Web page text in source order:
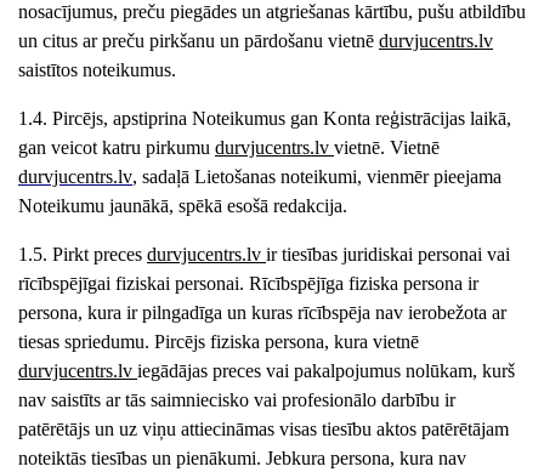
nosacījumus, preču piegādes un atgriešanas kārtību, pušu atbildību
un citus ar preču pirkšanu un pārdošanu vietnē durvjucentrs.lv
saistītos noteikumus.
1.4. Pircējs, apstiprina Noteikumus gan Konta reģistrācijas laikā,
gan veicot katru pirkumu durvjucentrs.lv vietnē. Vietnē
durvjucentrs.lv, sadaļā Lietošanas noteikumi, vienmēr pieejama
Noteikumu jaunākā, spēkā esošā redakcija.
1.5. Pirkt preces durvjucentrs.lv ir tiesības juridiskai personai vai
rīcībspējīgai fiziskai personai. Rīcībspējīga fiziska persona ir
persona, kura ir pilngadīga un kuras rīcībspēja nav ierobežota ar
tiesas spriedumu. Pircējs fiziska persona, kura vietnē
durvjucentrs.lv iegādājas preces vai pakalpojumus nolūkam, kurš
nav saistīts ar tās saimniecisko vai profesionālo darbību ir
patērētājs un uz viņu attiecināmas visas tiesību aktos patērētājam
noteiktās tiesības un pienākumi. Jebkura persona, kura nav